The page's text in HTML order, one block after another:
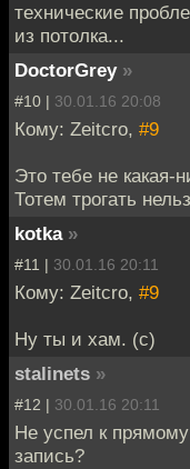
технические
из потолка...
DoctorGrey »
#10 | 30.01.16 20:08
Кому: Zeitcro, #9
Это тебе не какая-
Тотем трогать
kotka »
#11 | 30.01.16 20:11
Кому: Zeitcro, #9
Ну ты и хам. (с)
stalinets »
#12 | 30.01.16 20:11
Не успел к
запись?